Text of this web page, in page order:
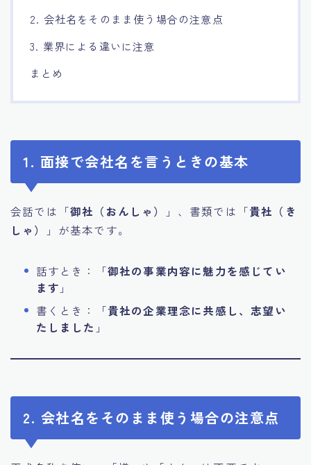
2. 会社名をそのまま使う場合の注意点
3. 業界による違いに注意
まとめ
1. 面接で会社名を言うときの基本
会話では「御社（おんしゃ） 」、書類では「貴社（き
しゃ）
」が基本です。
話すとき：「御社の事業内容に魅力を感じてい
ます 」
書くとき：「貴社の企業理念に共感し、志望い
たしました 」
2. 会社名をそのまま使う場合の注意点